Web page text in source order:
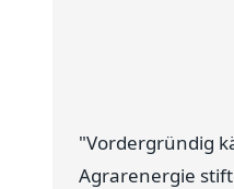
"Vordergründig
Agrarenergie